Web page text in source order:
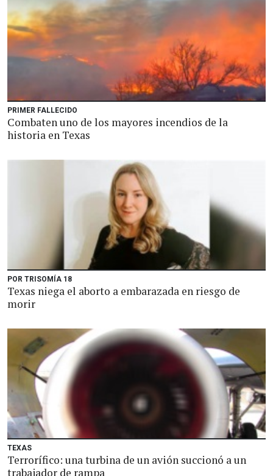
PRIMER FALLECIDO
Combaten uno de los mayores incendios de la
historia en Texas
POR TRISOMÍA 18
Texas niega el aborto a embarazada en riesgo de
morir
TEXAS
Terrorífico: una turbina de un avión succionó a un
trabajador de rampa